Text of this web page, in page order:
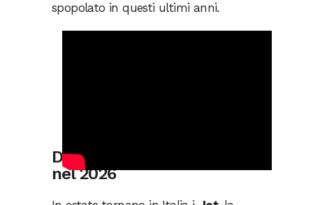
spopolato in questi ultimi anni.
Due date per i Jet in Italia
nel 2026